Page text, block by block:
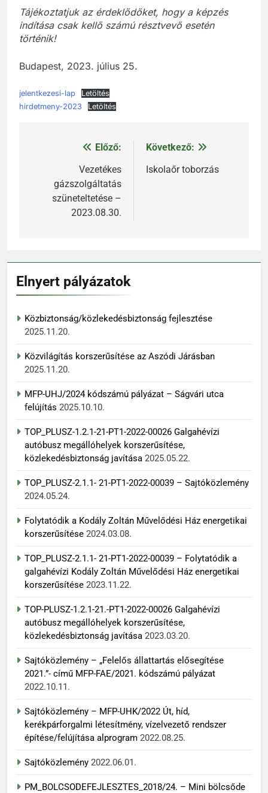
Tájékoztatjuk az érdeklődőket, hogy a képzés
indítása csak kellő számú résztvevő esetén
történik!
Budapest, 2023. július 25.
jelentkezesi-lap
Letöltés
hirdetmeny-2023
Letöltés
Bejegyzés
navigáció
Előző:
Vezetékes
gázszolgáltatás
szüneteltetése –
2023.08.30.
Következő:
Iskolaőr toborzás
Elnyert pályázatok
Közbiztonság/közlekedésbiztonság fejlesztése
2025.11.20.
Közvilágítás korszerűsítése az Aszódi Járásban
2025.11.20.
MFP-UHJ/2024 kódszámú pályázat – Ságvári utca
felújítás 2025.10.10.
TOP_PLUSZ-1.2.1-21-PT1-2022-00026 Galgahévízi
autóbusz megállóhelyek korszerűsítése,
közlekedésbiztonság javítása 2025.05.22.
TOP_PLUSZ-2.1.1- 21-PT1-2022-00039 – Sajtóközlemény
2024.05.24.
Folytatódik a Kodály Zoltán Művelődési Ház energetikai
korszerűsítése 2024.03.08.
TOP_PLUSZ-2.1.1- 21-PT1-2022-00039 – Folytatódik a
galgahévízi Kodály Zoltán Művelődési Ház energetikai
korszerűsítése 2023.11.22.
TOP-PLUSZ-1.2.1-21.-PT1-2022-00026 Galgahévízi
autóbusz megállóhelyek korszerűsítése,
közlekedésbiztonság javítása 2023.03.20.
Sajtóközlemény – „Felelős állattartás elősegítése
2021.”- című MFP-FAE/2021. kódszámú pályázat
2022.10.11.
Sajtóközlemény – MFP-UHK/2022 Út, híd,
kerékpárforgalmi létesítmény, vízelvezető rendszer
építése/felújítása alprogram 2022.08.25.
Sajtóközlemény 2022.06.01.
PM_BOLCSODEFEJLESZTES_2018/24. – Mini bölcsőde